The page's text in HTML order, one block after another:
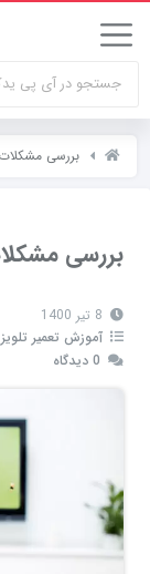
بررسی
بررسی
آموزش تعمیر